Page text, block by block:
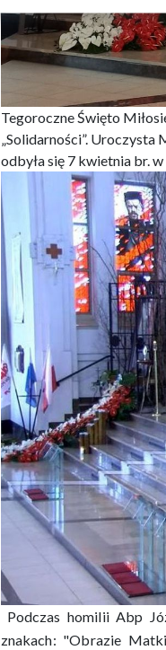
Tegoroczne Święto
„Solidarności”.
odbyła się 7 kwietnia br.
Podczas homilii Abp
znakach: "Obrazie